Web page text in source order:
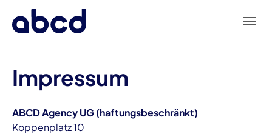
Skip to main navigation
Skip to main content
Skip to page footer
Impressum
ABCD Agency UG (haftungsbeschränkt)
Koppenplatz 10